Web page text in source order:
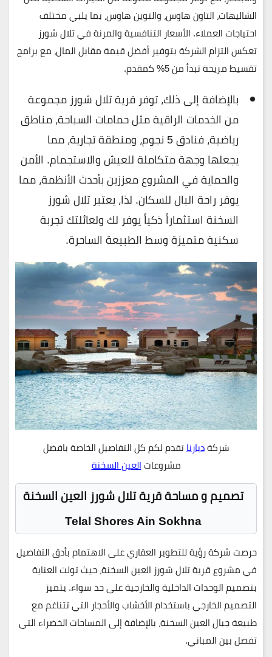
الشاليهات، التاون هاوس، والتوين هاوس، بما يلبي مختلف
احتياجات العملاء. الأسعار التنافسية والمرنة في تلال شورز
تعكس التزام الشركة بتوفير أفضل قيمة مقابل المال، مع برامج
تقسيط مريحة تبدأ من 5% كمقدم.
بالإضافة إلى ذلك، توفر قرية تلال شورز مجموعة
من الخدمات الراقية مثل حمامات السباحة، مناطق
رياضية، فنادق 5 نجوم، ومنطقة تجارية، مما
يجعلها وجهة متكاملة للعيش والاستجمام. الأمن
والحماية في المشروع معززين بأحدث الأنظمة، مما
يوفر راحة البال للسكان. لذا، يعتبر تلال شورز
السخنة استثماراً ذكياً يوفر لك ولعائلتك تجربة
سكنية متميزة وسط الطبيعة الساحرة.
شركةديارناتقدم لكم كل التفاصيل الخاصة بافضل
مشروعاتالعين السخنة
تصميم و مساحة قرية تلال شورز العين السخنة
Telal Shores Ain Sokhna
حرصت شركة رؤية للتطوير العقاري على الاهتمام بأدق التفاصيل
في مشروع قرية تلال شورز العين السخنة، حيث تولت العناية
بتصميم الوحدات الداخلية والخارجية على حد سواء. يتميز
التصميم الخارجي باستخدام الأخشاب والأحجار التي تتناغم مع
طبيعة جبال العين السخنة، بالإضافة إلى المساحات الخضراء التي
تفصل بين المباني.